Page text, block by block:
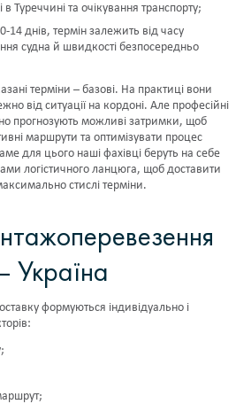
в Туреччині та очікування транспорту;
14 днів, термін залежить від часу
судна й швидкості безпосередньо
терміни – базові. На практиці вони
від ситуації на кордоні. Але професійні
прогнозують можливі затримки, щоб
маршрути та оптимізувати процес
для цього наші фахівці беруть на себе
логістичного ланцюга, щоб доставити
стислі терміни.
Україна
формуються індивідуально і